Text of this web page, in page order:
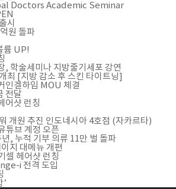
Doctors Academic Seminar
시
원 돌파
륨 UP!
, 학술세미나 지방줄기세포 강연
최 [지방 감소 후 스킨 타이트닝]
인겔하임 MOU 체결
전달
어샷 런칭
개원 추진 인도네시아 4호점 (자카르타)
튜브 계정 오픈
, 누적 기부 의류 11만 벌 돌파
지 대메뉴 개편
셀 헤어샷 런칭
i 전격 도입